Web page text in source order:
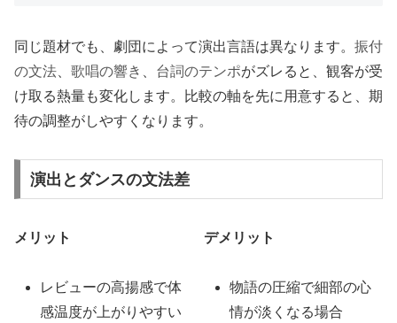
同じ題材でも、劇団によって演出言語は異なります。 振付
の文法
歌唱の響き 台詞のテンポがズレると、観客が受
け取る熱量も変化します。比較の軸を先に用意すると、期
待の調整がしやすくなります。
演出とダンスの文法差
メリット
レビューの高揚感で体
感温度が上がりやすい
デメリット
物語の圧縮で細部の心
情が淡くなる場合